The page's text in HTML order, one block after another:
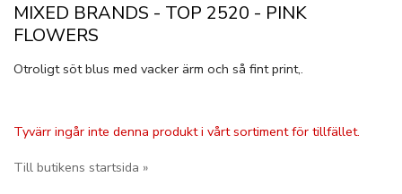
MIXED BRANDS - TOP 2520 - PINK
FLOWERS
Otroligt söt blus med vacker ärm och så fint print,.
Tyvärr ingår inte denna produkt i vårt sortiment för tillfället.
Till butikens startsida »